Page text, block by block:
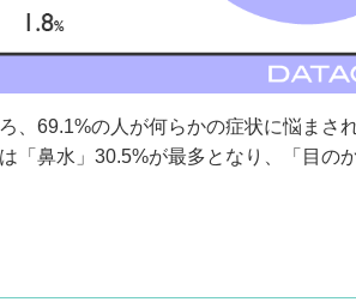
、69.1%の人が何らかの症状に悩まさ
「鼻水」30.5%が最多となり、「目の